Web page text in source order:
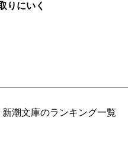
りにいく
新潮文庫のランキング一覧